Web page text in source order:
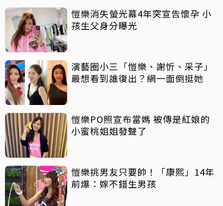
愷樂消失螢光幕4年突宣告懷孕 小
孩生父身分曝光
演藝圈小三「愷樂、謝忻、采子」
最想看到誰復出？網一面倒挺她
愷樂PO照宣布當媽 被傳是紅娘的
小蜜桃姐姐發聲了
愷樂挑男友只要帥！「康熙」14年
前爆：嫁不錯生男孩